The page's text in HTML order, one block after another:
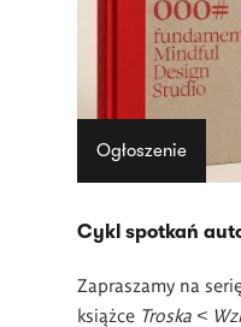
Ogłoszenie
Cykl spotkań
Zapraszamy na
książce Troska <